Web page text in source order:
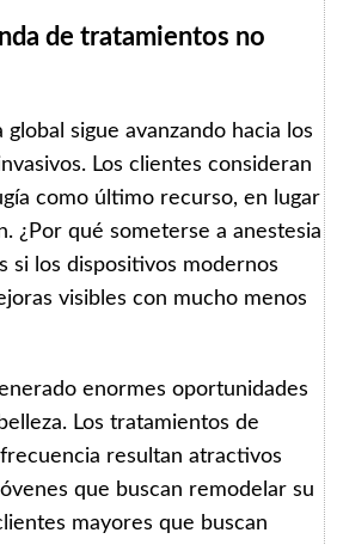
de tratamientos no
sigue avanzando hacia los
Los clientes consideran
como último recurso, en lugar
¿Por qué someterse a anestesia
si los dispositivos modernos
visibles con mucho menos
enormes oportunidades
Los tratamientos de
resultan atractivos
que buscan remodelar su
mayores que buscan